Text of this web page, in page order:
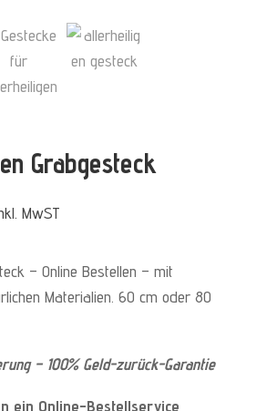
Grabgesteck
MwST
– Online Bestellen – mit
Materialien. 60 cm oder 80
– 100% Geld-zurück-Garantie
ein Online-Bestellservice